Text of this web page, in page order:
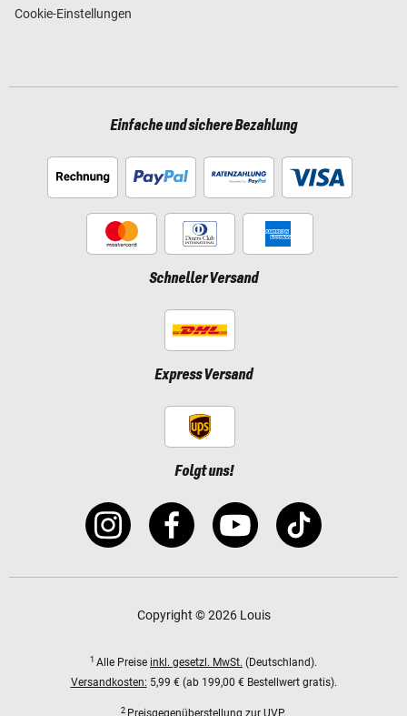
Cookie-Einstellungen
Einfache und sichere Bezahlung
Schneller Versand
Express Versand
Folgt uns!
Copyright © 2026 Louis
1 Alle Preise inkl. gesetzl. MwSt. (Deutschland).
Versandkosten: 5,99 € (ab 199,00 € Bestellwert gratis).
2